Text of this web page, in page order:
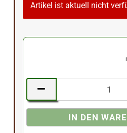
Artikel ist aktuell nicht